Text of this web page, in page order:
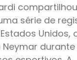
série de
Unidos,
durante